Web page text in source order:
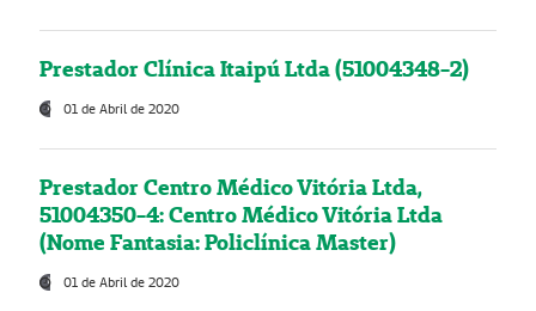
Prestador Clínica Itaipú Ltda (51004348-2)
01 de Abril de 2020
Prestador Centro Médico Vitória Ltda,
51004350-4: Centro Médico Vitória Ltda
(Nome Fantasia: Policlínica Master)
01 de Abril de 2020